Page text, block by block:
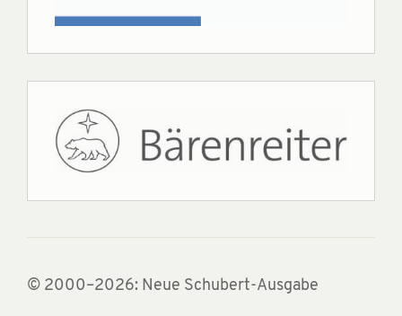
© 2000–2026: Neue Schubert-Ausgabe